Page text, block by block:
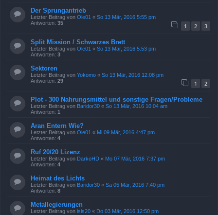
Der Sprungantrieb
Letzter Beitrag von Ole01 « So 13 Mär, 2016 5:55 pm
Antworten: 35 1 2 3
Split Mission / Schwarzes Brett
Letzter Beitrag von Ole01 « So 13 Mär, 2016 5:53 pm
Antworten: 3
Sektoren
Letzter Beitrag von Yokomo « So 13 Mär, 2016 12:08 pm
Antworten: 29 1 2
Plot - 300 Nahrungsmittel und sonstige Fragen/Probleme
Letzter Beitrag von Baridor30 « So 13 Mär, 2016 10:04 am
Antworten: 1
Aran Entern Wie?
Letzter Beitrag von Ole01 « Mi 09 Mär, 2016 4:47 pm
Antworten: 4
Ruf 20/20 Lizenz
Letzter Beitrag von DarkoHD « Mo 07 Mär, 2016 7:37 pm
Antworten: 4
Heimat des Lichts
Letzter Beitrag von Baridor30 « Sa 05 Mär, 2016 7:40 pm
Antworten: 8
Metallegierungen
Letzter Beitrag von isis20 « Do 03 Mär, 2016 12:50 pm